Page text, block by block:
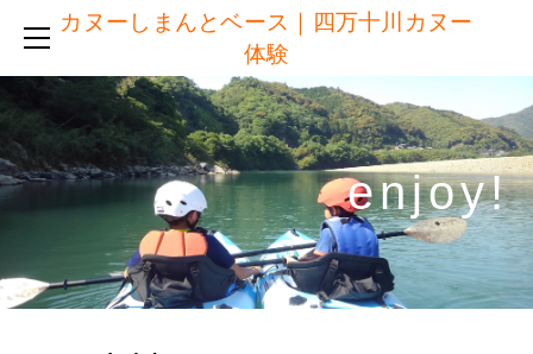
カヌーしまんとベース｜四万十川カヌー
体験
enjoy!​
半日コース ＆ 短時間コース
他社との違い
ご予約
服装・持ち物・施設
体験日の流れ
アクセス
ブログ
注意点・キャンセルについて